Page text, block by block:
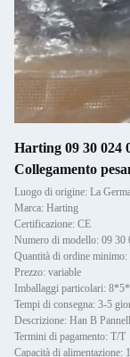
Harting 09 30 024
Collegamento
Luogo di origine: La
Marca: Harting
Certificazione: CE
Numero di modello: 09 30
Quantità di ordine minimo:
Prezzo: variable
Imballaggi particolari:
Tempi di consegna: 3-5
Descrizione: Han B
Termini di pagamento: T/T
Capacità di alimentazione: